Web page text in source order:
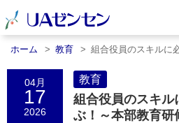
ホーム 教育 組合役員のスキル
04月
17
2026
教育
組合役員のスキル
ぶ！～本部教育研